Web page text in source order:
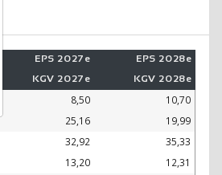
EPS 2027e EPS 2028e
KGV 2027e KGV 2028e
8,50
10,70
25,16
19,99
32,92
35,33
13,20
12,31